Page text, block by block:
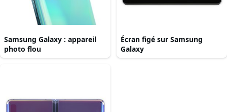
Samsung Galaxy : appareil
photo flou
Écran figé sur Samsung
Galaxy